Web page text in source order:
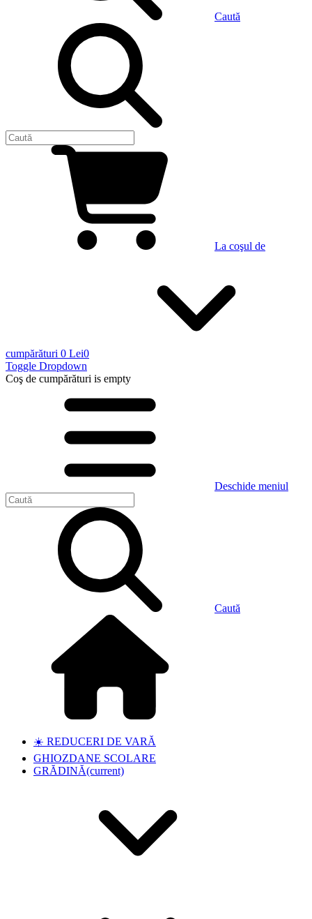
Caută
La coşul de
cumpărături 0 Lei0
Toggle Dropdown
Coş de cumpărături is empty
Deschide meniul
Caută
☀️ REDUCERI DE VARĂ
GHIOZDANE SCOLARE
GRĂDINĂ(current)